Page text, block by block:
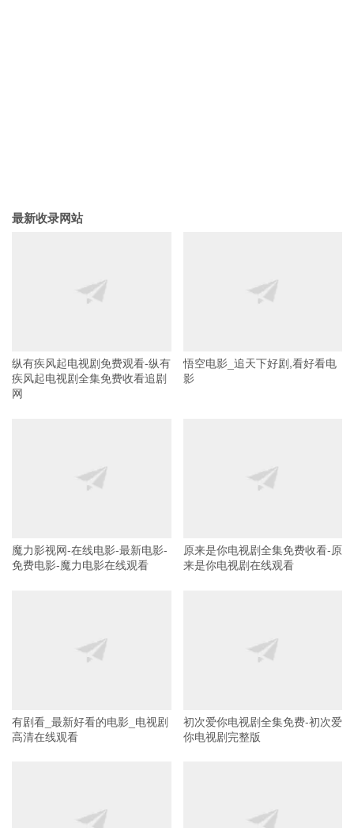
最新收录网站
纵有疾风起电视剧免费观看-纵有
疾风起电视剧全集免费收看追剧
网
悟空电影_追天下好剧,看好看电
影
魔力影视网-在线电影-最新电影-
免费电影-魔力电影在线观看
原来是你电视剧全集免费收看-原
来是你电视剧在线观看
有剧看_最新好看的电影_电视剧
高清在线观看
初次爱你电视剧全集免费-初次爱
你电视剧完整版